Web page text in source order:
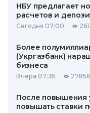
НБУ предлагает
расчетов и
Сегодня 07:00
Более
(Укргазбанк)
бизнеса
Вчера 07:35 27856
После повышения
повышать ставки